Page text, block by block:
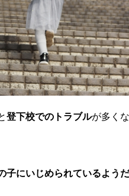
登下校でのトラブルが多く
子にいじめられているようだ